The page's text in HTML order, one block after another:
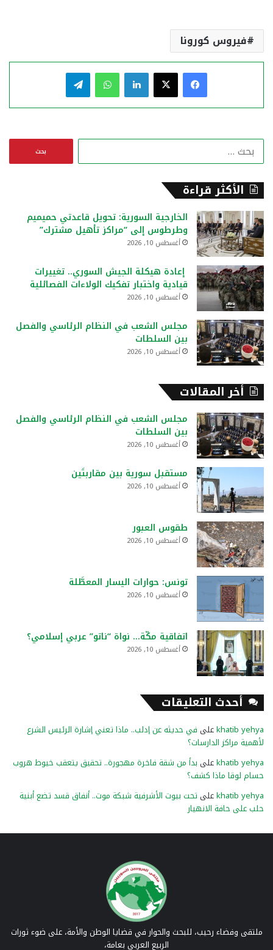
فيروس كورونا
فيسبوك لينكدإن واتساب
ن
:
الأكثر قراءة
الخارجية السورية: تحويل قاعدتي حميميم
وطرطوس إلى “مراكز تأهيل مشترك”
أغسطس 10, 2026
إعادة هيكلة الجيش السوري.. تغييرات
قيادية واختبار تفكيك الولاءات الفصائلية
أغسطس 10, 2026
مجلس الشعب في النظام الرئاسي والفصل
بين السلطات
أغسطس 10, 2026
أخر المقالات
مجلس الشعب في النظام الرئاسي والفصل
بين السلطات
أغسطس 10, 2026
مستقبل سورية بين مقاربتَين
أغسطس 10, 2026
طقوس العبور
أغسطس 10, 2026
تونس: حوارات اليسار المعطَّلة
أغسطس 10, 2026
اتفاقية مكّة… نواة “ناتو” عربي إسلامي؟
أغسطس 10, 2026
أحدث التعليقات
khatib yehyaعلى في حديثه عن إدلب.. ماذا تعني إشارة الرئيس الشرع
لأهمية مراكز الدارسات؟
khatib yehyaعلى بدأ من شقة فاخرة مهجورة.. تحقيق يتعقب خيوط هروب
حسام لوقا ماذا كشف؟
khatib yehyaعلى تحت بيوت الأشرفية شبكة موت.. أنفاق قسد تضع أبنية
حلب على حافة الانهيار
ملتقى وفضاء رحيب، للبحث والحوار في قضايا الوطن والأمة، على ضوء ثورات
الربيع العربي بعامة،